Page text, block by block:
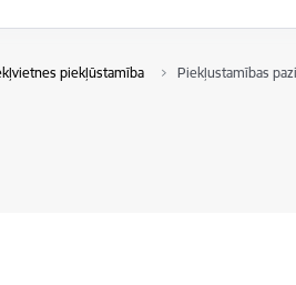
piekļūstamība Piekļustamības